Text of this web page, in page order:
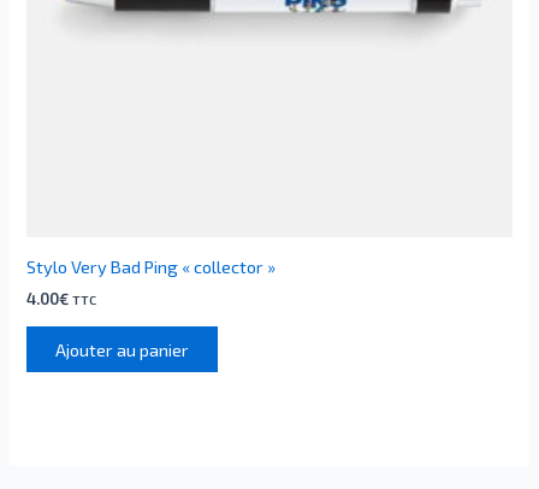
Stylo Very Bad Ping « collector »
4.00€ TTC
Ajouter au panier